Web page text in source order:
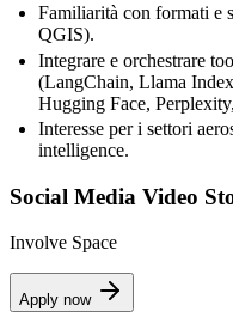
Familiarità con formati e
QGIS).
Integrare e orchestrare
(LangChain, Llama
Hugging Face,
Interesse per i settori
intelligence.
Social Media Video
Involve Space
Apply now